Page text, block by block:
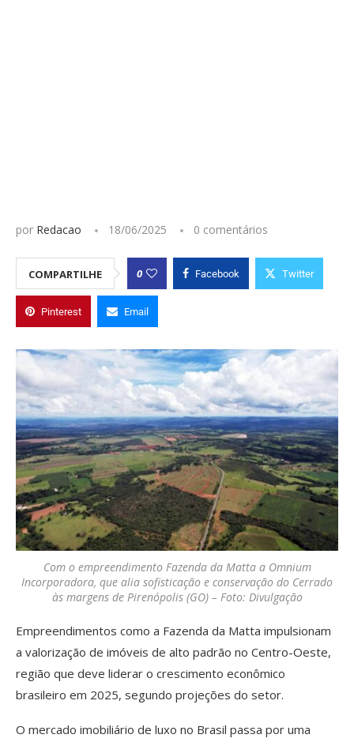
por Redacao 18/06/2025 0 comentários
COMPARTILHE 0 Facebook Twitter
Pinterest Email
Com o empreendimento Fazenda da Matta a Omnium
Incorporadora, que alia sofisticação e conservação do Cerrado
às margens de Pirenópolis (GO) – Foto: Divulgação
Empreendimentos como a Fazenda da Matta impulsionam
a valorização de imóveis de alto padrão no Centro-Oeste,
região que deve liderar o crescimento econômico
brasileiro em 2025, segundo projeções do setor.
O mercado imobiliário de luxo no Brasil passa por uma